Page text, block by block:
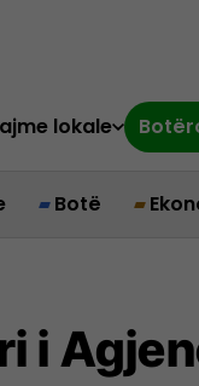
lokale
Botë
i